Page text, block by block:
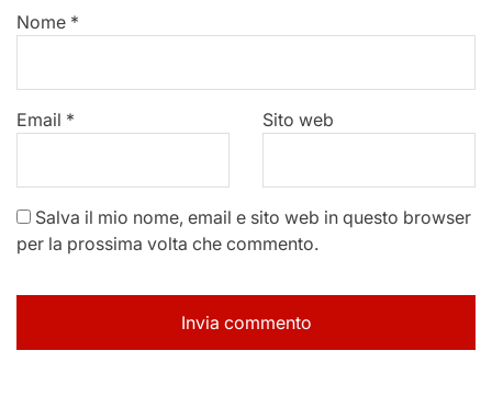
Nome *
Email * Sito web
Salva il mio nome, email e sito web in questo browser
per la prossima volta che commento.